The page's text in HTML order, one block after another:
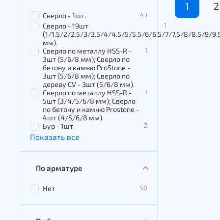
1 2
Сверло - 1шт. 43
Сверло - 19шт
(1/1.5/2/2.5/3/3.5/4/4.5/5/5.5/6/6.5/7/7.5/8/8.5/9/
мм).
1
Сверло по металлу HSS-R -
3шт (5/6/8 мм); Сверло по
бетону и камню ProStone -
3шт (5/6/8 мм); Сверло по
дереву CV - 3шт (5/6/8 мм).
1
Сверло по металлу HSS-R -
5шт (3/4/5/6/8 мм); Сверло
по бетону и камню Prostone -
4шт (4/5/6/8 мм).
1
Бур - 1шт. 2
Показать все
По арматуре
Нет 50